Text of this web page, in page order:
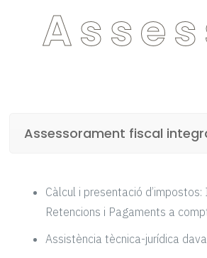
Assessorament fiscal
Càlcul i presentació
Retencions i Pagaments a
Assistència tècnica-jurídica